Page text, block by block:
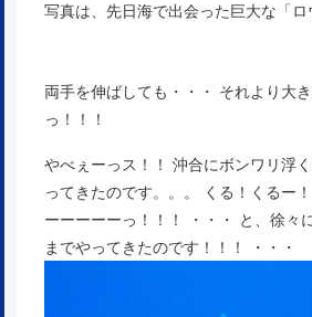
写真は、先日海で出会った巨大な「
両手を伸ばしても・・・ それより大
っ！！！
やべぇーっス！！ 沖合にボンワリ浮
ってきたのです。。。 くる！くるー
ーーーーーっ！！！ ・・・ と、徐々
までやってきたのです！！！ ・・・